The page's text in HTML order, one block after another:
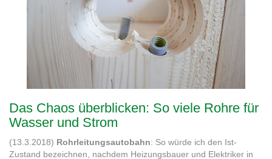
Das Chaos überblicken: So viele Rohre für
Wasser und Strom
(13.3.2018) Rohrleitungsautobahn: So würde ich den Ist-
Zustand bezeichnen, nachdem Heizungsbauer und Elektriker in